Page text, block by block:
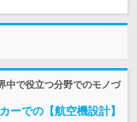
中で役立つ分野でのモノづ
ーでの【航空機設計】